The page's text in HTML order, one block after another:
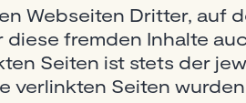
Webseiten Dritter, auf
fremden Inhalte
Seiten ist stets der
verlinkten Seiten